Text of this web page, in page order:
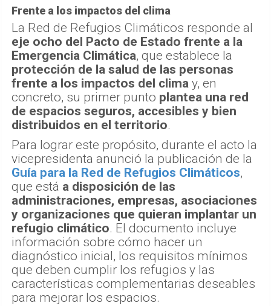
Frente a los impactos del clima
La Red de Refugios Climáticos responde al
eje ocho del Pacto de Estado frente a la
Emergencia Climática, que establece la
protección de la salud de las personas
frente a los impactos del clima y, en
concreto, su primer punto plantea una red
de espacios seguros, accesibles y bien
distribuidos en el territorio.
Para lograr este propósito, durante el acto la
vicepresidenta anunció la publicación de la
Guía para la Red de Refugios Climáticos,
que está a disposición de las
administraciones, empresas, asociaciones
y organizaciones que quieran implantar un
refugio climático. El documento incluye
información sobre cómo hacer un
diagnóstico inicial, los requisitos mínimos
que deben cumplir los refugios y las
características complementarias deseables
para mejorar los espacios.